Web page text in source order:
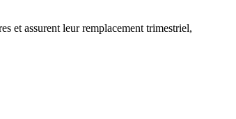
et assurent leur remplacement trimestriel,